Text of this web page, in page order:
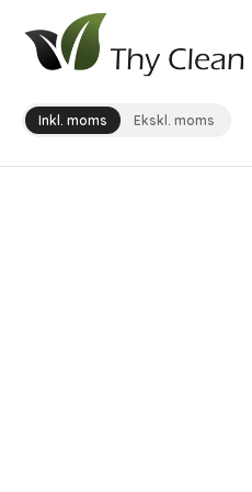
Inkl. moms Ekskl. moms